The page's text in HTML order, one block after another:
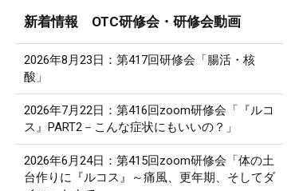
新着情報 OTC研修会・研修会動画
2026年8月23日：第417回研修会「腸活・核
酸」
2026年7月22日：第416回zoom研修会「『ルコ
ス』PART2－こんな症状にもいいの？」
2026年6月24日：第415回zoom研修会「体の土
台作りに『ルコス』～痛風、更年期、そしてダ